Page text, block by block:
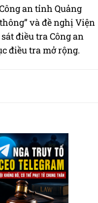
an tỉnh Quảng
và đề nghị Viện
điều tra Công an
điều tra mở rộng.